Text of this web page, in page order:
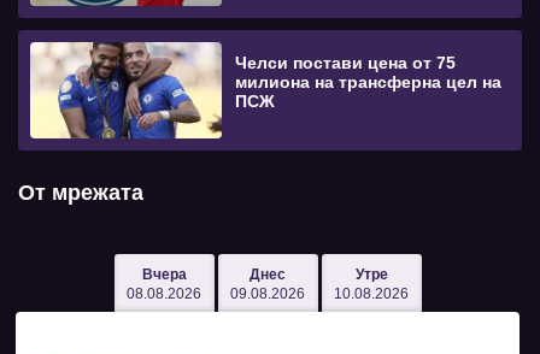
Челси постави цена от 75
милиона на трансферна цел на
ПСЖ
От мрежата
Вчера
08.08.2026
Днес
09.08.2026
Утре
10.08.2026